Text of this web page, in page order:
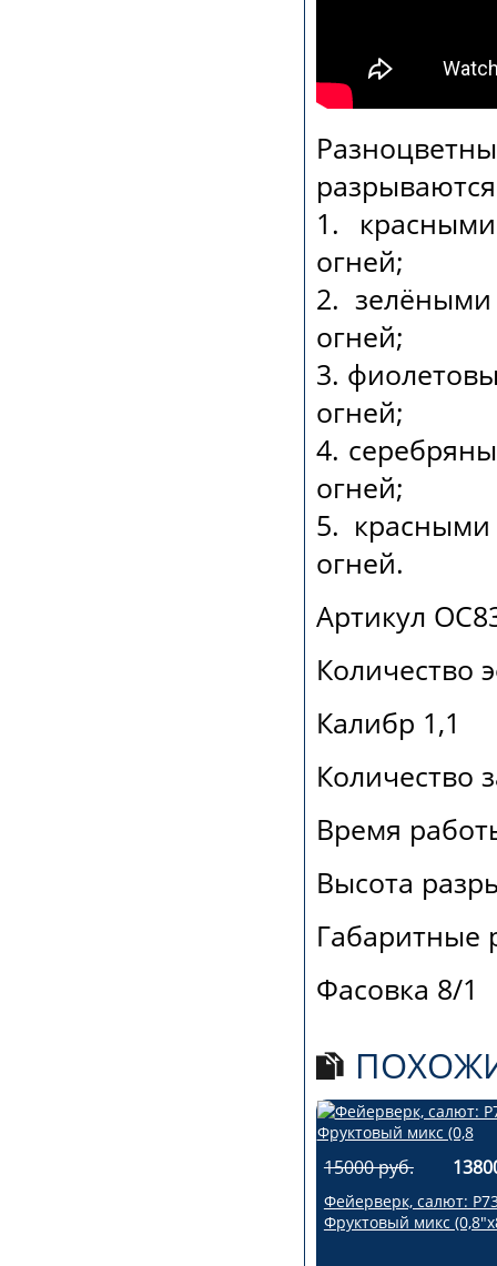
1.
огней;
2.
огней;
3.
огней;
4.
огней;
5.
огней.
Артикул
Количество
Калибр 1,1
Количество
Время
Высота
Габаритные
Фасовка 8/1
15000 руб.
Фейерверк, салют:
Фруктовый микс